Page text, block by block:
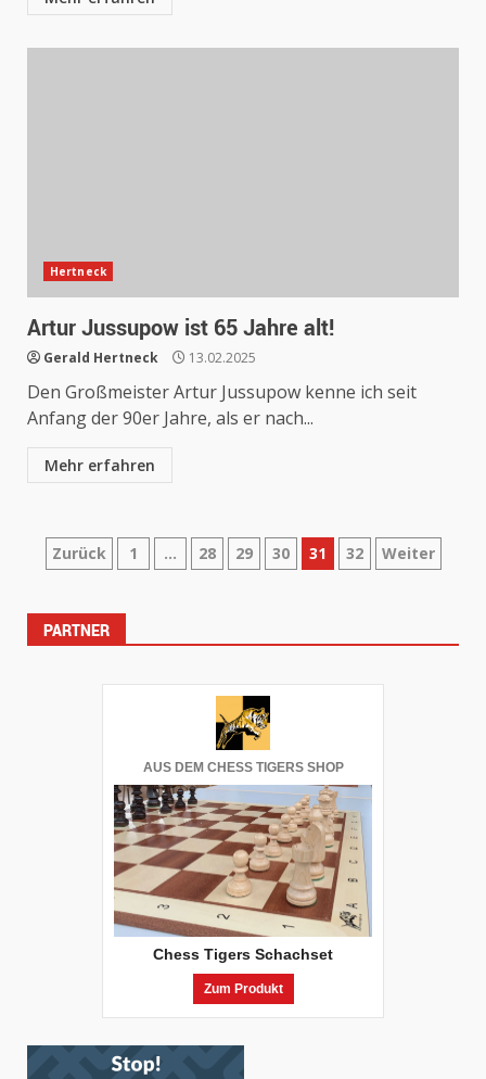
Hertneck
Artur Jussupow ist 65 Jahre alt!
Gerald Hertneck 13.02.2025
Den Großmeister Artur Jussupow kenne ich seit
Anfang der 90er Jahre, als er nach...
Mehr erfahren
Seitennummerierung
Beiträge
Zurück 1 … 28 29 30 31 32 Weiter
PARTNER
AUS DEM CHESS TIGERS SHOP
Chess Tigers Schachset
Zum Produkt